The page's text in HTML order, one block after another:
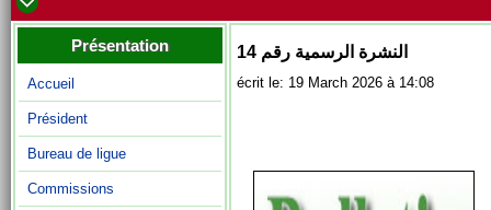
Présentation
Accueil
Président
Bureau de ligue
Commissions
النشرة الرسمية رقم 14
écrit le: 19 March 2026 à 14:08